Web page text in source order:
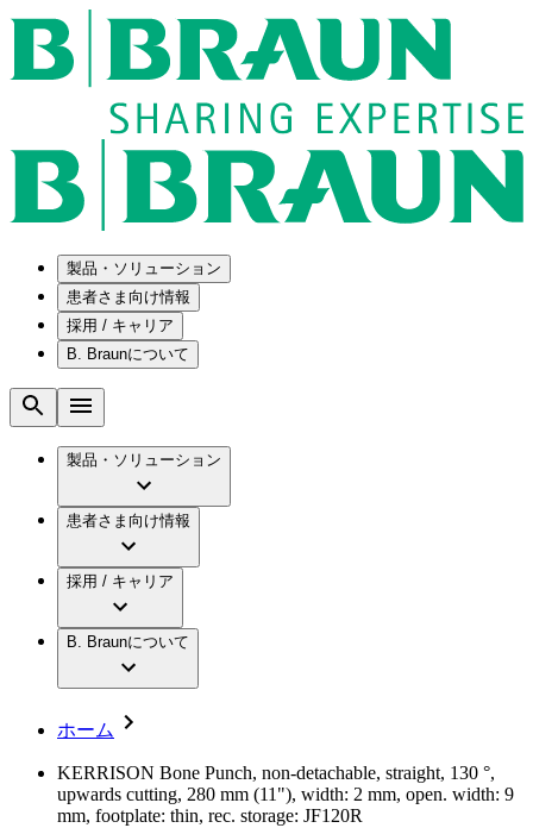
製品・ソリューション
ソリューション
メンテナンスプログラム
国内の修理サービスセンター
手術器具の管理、再生処理工程の業務改善
製品・診療領域
歯科
低侵襲手術 （内視鏡外科手術）
脊椎脊髄治療
手術用鋼製器具と滅菌コンテナーシステム
患者さま向け情報
腰椎椎間板ヘルニアについて
水頭症について
慢性創傷の治癒
アクトリーン ハイライト カテ
アクトリーン ハイライト セット
疾患・症状
採用 / キャリア
ビー・ブラウンエースクラップ株式会社の
ビー・ブラウンエースクラップ株式会社の
会社概要
報
要
キャリア（B. Braunで働くということ）
私たちのカルチャー
採用情報
B. Braunについて
ビジョンとバリュー
ブランド
ついて
イノベーション
私たちの責任
多様性
お問合せ
製品・ソリューション
患者さま向け情報
採用 / キャリア
B. Braunについて
ホーム
KERRISON Bone Punch, non-detachable, straight, 130 °,
upwards cutting, 280 mm (11"), width: 2 mm, open. width: 9
mm, footplate: thin, rec. storage: JF120R